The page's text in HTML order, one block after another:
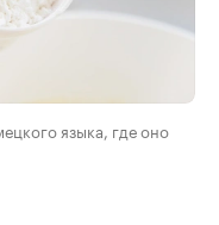
языка, где оно